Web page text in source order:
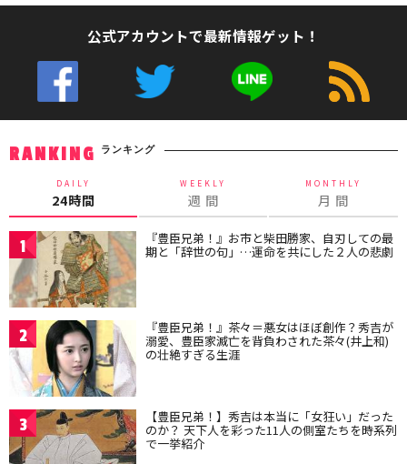
公式アカウントで最新情報ゲット！
RANKING ランキング
DAILY
24時間
WEEKLY
週 間
MONTHLY
月 間
1 『豊臣兄弟！』お市と柴田勝家、自刃しての最
期と「辞世の句」…運命を共にした２人の悲劇
2 『豊臣兄弟！』茶々＝悪女はほぼ創作？秀吉が
溺愛、豊臣家滅亡を背負わされた茶々(井上和)
の壮絶すぎる生涯
3 【豊臣兄弟！】秀吉は本当に「女狂い」だった
のか？ 天下人を彩った11人の側室たちを時系列
で一挙紹介